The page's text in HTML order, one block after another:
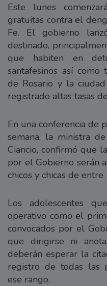
Este lunes
gratuitas contra el
Fe. El gobierno
destinado,
que habiten en
santafesinos así como
de Rosario y la
registrado altas tasas
En una conferencia de
semana, la ministra
Ciancio, confirmó que
por el Gobierno serán
chicos y chicas de
Los adolescentes
operativo como el
convocados por el
que dirigirse ni
deberán esperar la
registro de todas las
ese rango.